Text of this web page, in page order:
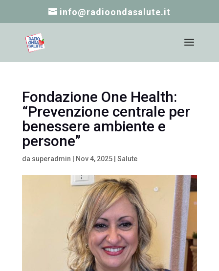
info@radioondasalute.it
Fondazione One Health:
“Prevenzione centrale per
benessere ambiente e
persone”
da superadmin Nov 4, 2025| Salute